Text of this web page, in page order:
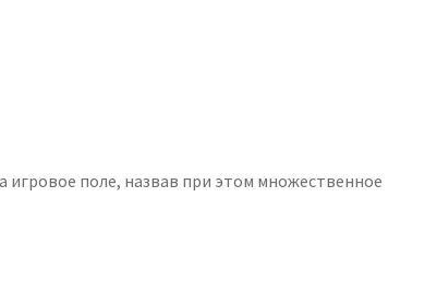
игровое поле, назвав при этом множественное